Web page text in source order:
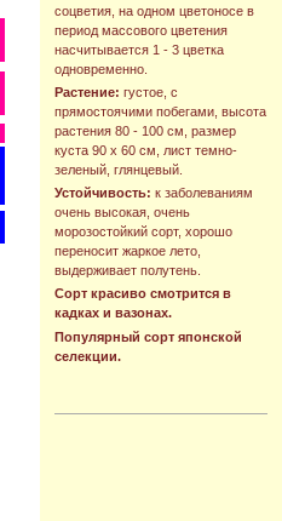
соцветия, на одном цветоносе в
период массового цветения
насчитывается 1 - 3 цветка
одновременно.
Растение: густое, с
прямостоячими побегами, высота
растения 80 - 100 см, размер
куста 90 х 60 см, лист темно-
зеленый, глянцевый.
Устойчивость: к заболеваниям
очень высокая, очень
морозостойкий сорт, хорошо
переносит жаркое лето,
выдерживает полутень.
Сорт красиво смотрится в
кадках и вазонах.
Популярный сорт японской
селекции.